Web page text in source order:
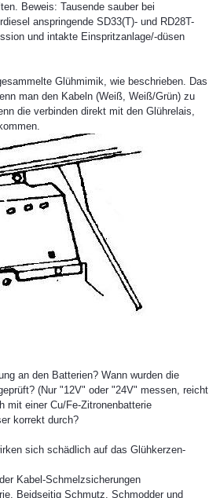
Beweis: Tausende sauber bei
anspringende SD33(T)- und RD28T-
und intakte Einspritzanlage/-düsen
Glühmimik, wie beschrieben. Das
man den Kabeln (Weiß, Weiß/Grün) zu
die verbinden direkt mit den Glührelais,
an den Batterien? Wann wurden die
(Nur "12V" oder "24V" messen, reicht
mit einer Cu/Fe-Zitronenbatterie
korrekt durch?
sich schädlich auf das Glühkerzen-
Kabel-Schmelzsicherungen
Beidseitig Schmutz, Schmodder und